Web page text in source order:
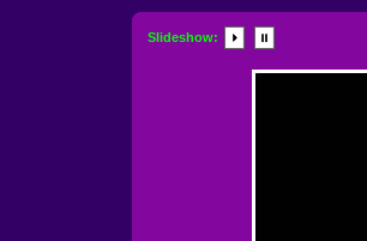
Slideshow: